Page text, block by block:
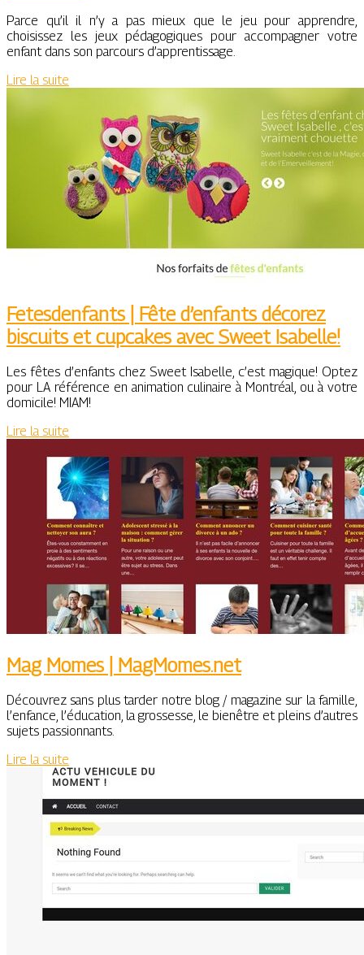
Parce qu’il il n’y a pas mieux que le jeu pour apprendre,
choisissez les jeux pédagogiques pour accompagner votre
enfant dans son parcours d’apprentissage.
Lire la suite
Fe­tes­denfants | Fête d’enfants décorez
biscuits et cupcakes avec Sweet Isabelle!
Les fêtes d’enfants chez Sweet Isabelle, c’est magique! Optez
pour LA référence en animation culinaire à Montréal, ou à votre
domicile! MIAM!
Lire la suite
Mag Momes | MagMomes.net
Découvrez sans plus tarder notre blog / magazine sur la famille,
l’enfance, l’éducation, la grossesse, le bienêtre et pleins d’autres
sujets passionnants.
Lire la suite